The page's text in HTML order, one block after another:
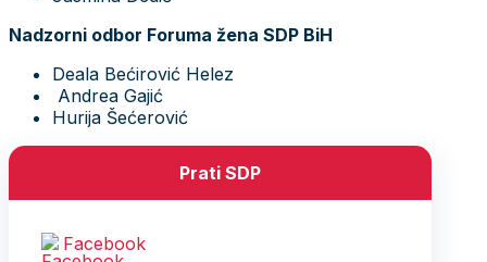
Nadzorni odbor Foruma žena SDP BiH
Deala Bećirović Helez
Andrea Gajić
Hurija Šećerović
Prati SDP
Facebook